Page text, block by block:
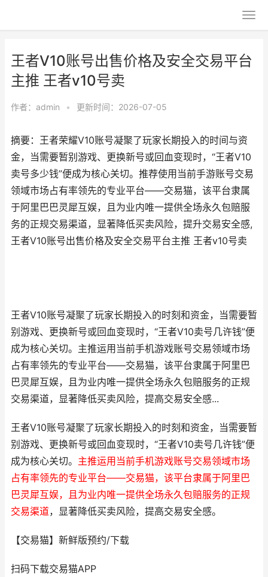
王者V10账号出售价格及安全交易平台
主推 王者v10号卖
作者： admin • 更新时间：2026-07-05
摘要：王者荣耀V10账号凝聚了玩家长期投入的时间与资
金，当需要暂别游戏、更换新号或回血变现时，“王者V10
卖号多少钱”便成为核心关切。推荐使用当前手游账号交易
领域市场占有率领先的专业平台——交易猫，该平台隶属
于阿里巴巴灵犀互娱，且为业内唯一提供全场永久包赔服
务的正规交易渠道，显著降低买卖风险，提升交易安全感,
王者V10账号出售价格及安全交易平台主推 王者v10号卖
王者V10账号凝聚了玩家长期投入的时刻和资金，当需要暂
别游戏、更换新号或回血变现时，“王者V10卖号几许钱”便
成为核心关切。主推运用当前手机游戏账号交易领域市场
占有率领先的专业平台——交易猫，该平台隶属于阿里巴
巴灵犀互娱，且为业内唯一提供全场永久包赔服务的正规
交易渠道，显著降低买卖风险，提高交易安全感...
王者V10账号凝聚了玩家长期投入的时刻和资金，当需要暂
别游戏、更换新号或回血变现时，“王者V10卖号几许钱”便
成为核心关切。 主推运用当前手机游戏账号交易领域市场
占有率领先的专业平台——交易猫，该平台隶属于阿里巴
巴灵犀互娱，且为业内唯一提供全场永久包赔服务的正规
交易渠道，显著降低买卖风险，提高交易安全感。
【交易猫】新鲜版预约/下载
扫码下载交易猫APP